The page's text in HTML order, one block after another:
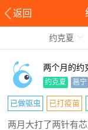
返回
约克夏
两个月的约
约克夏 邕宁
已做驱虫 已打疫苗
两月大打了两针有